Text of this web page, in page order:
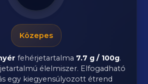
Közepes
fehérjetartalma 7.7 g / 100g.
élelmiszer. Elfogadható
egy kiegyensúlyozott étrend